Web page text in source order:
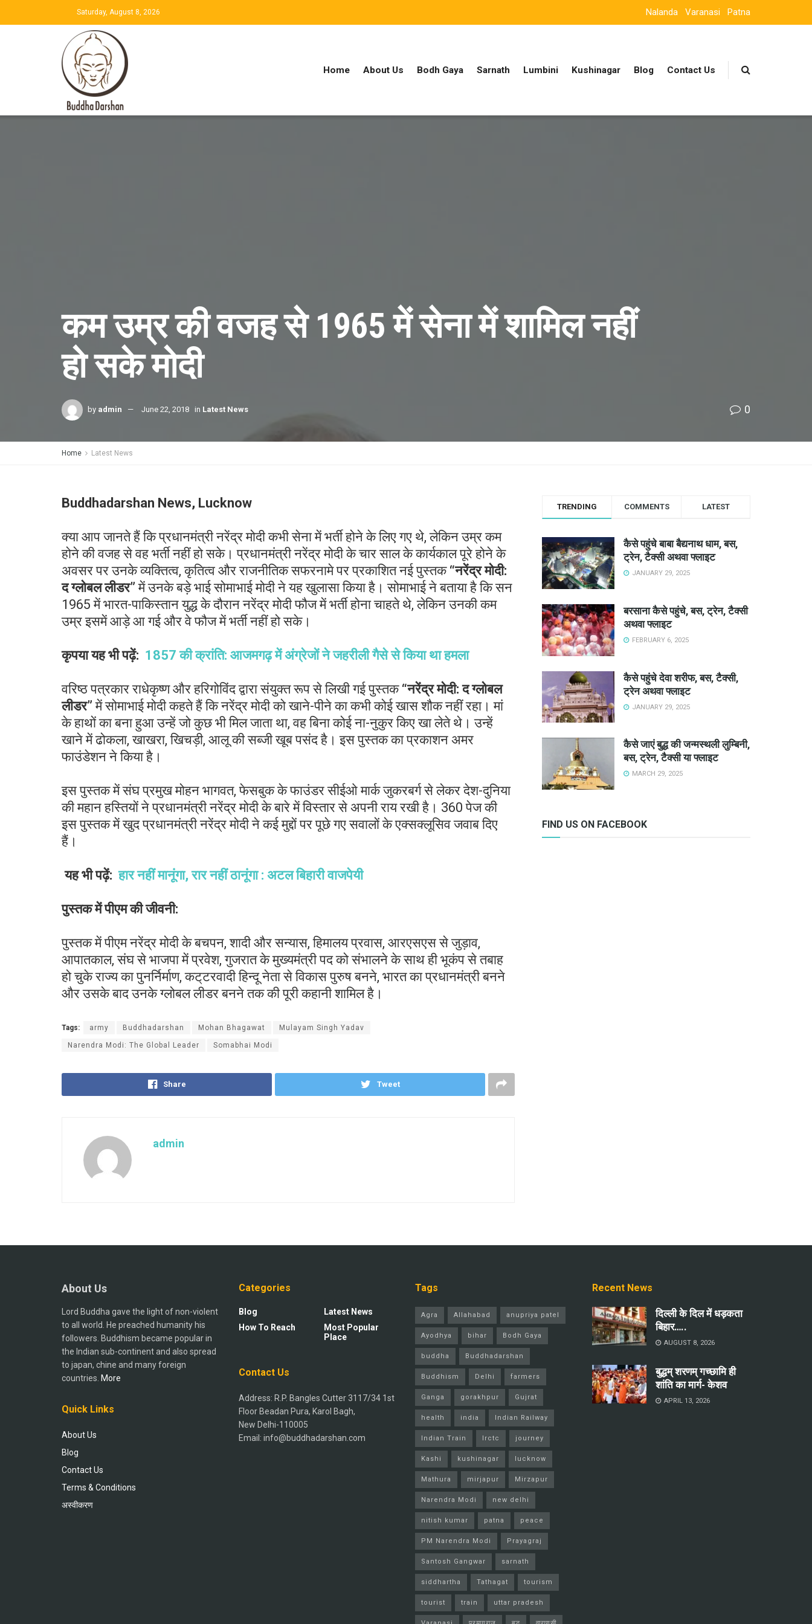
Saturday, August 8, 2026 Nalanda Varanasi Patna
Home About Us Bodh Gaya Sarnath Lumbini Kushinagar Blog Contact Us
कम उम्र की वजह से 1965 में सेना में शामिल नहीं
हो सके मोदी
by admin June 22, 2018 in Latest News 0
Home Latest News
Buddhadarshan News, Lucknow
क्या आप जानते हैं कि प्रधानमंत्री नरेंद्र मोदी कभी सेना में भर्ती होने के लिए गए थे, लेकिन उम्र कम
होने की वजह से वह भर्ती नहीं हो सके। प्रधानमंत्री नरेंद्र मोदी के चार साल के कार्यकाल पूरे होने के
अवसर पर उनके व्यक्तित्व, कृतित्व और राजनीतिक सफरनामे पर प्रकाशित नई पुस्तक “नरेंद्र मोदी:
द ग्लोबल लीडर”में उनके बड़े भाई सोमाभाई मोदी ने यह खुलासा किया है। सोमाभाई ने बताया है कि सन
1965 में भारत-पाकिस्तान युद्ध के दौरान नरेंद्र मोदी फौज में भर्ती होना चाहते थे, लेकिन उनकी कम
उम्र इसमें आड़े आ गई और वे फौज में भर्ती नहीं हो सके।
कृपया यह भी पढ़ें: 1857 की क्रांति: आजमगढ़ में अंग्रेजों ने जहरीली गैसे से किया था हमला
वरिष्ठ पत्रकार राधेकृष्ण और हरिगोविंद द्वारा संयुक्त रूप से लिखी गई पुस्तक “नरेंद्र मोदी:द ग्लोबल
लीडर” में सोमाभाई मोदी कहते हैं कि नरेंद्र मोदी को खाने-पीने का कभी कोई खास शौक नहीं रहा। मां
के हाथों का बना हुआ उन्हें जो कुछ भी मिल जाता था, वह बिना कोई ना-नुकुर किए खा लेते थे। उन्हें
खाने में ढोकला, खाखरा, खिचड़ी, आलू की सब्जी खूब पसंद है। इस पुस्तक का प्रकाशन अमर
फाउंडेशन ने किया है।
इस पुस्तक में संघ प्रमुख मोहन भागवत, फेसबुक के फाउंडर सीईओ मार्क जुकरबर्ग से लेकर देश-दुनिया
की महान हस्तियों ने प्रधानमंत्री नरेंद्र मोदी के बारे में विस्तार से अपनी राय रखी है। 360 पेज की
इस पुस्तक में खुद प्रधानमंत्री नरेंद्र मोदी ने कई मुद्दों पर पूछे गए सवालों के एक्सक्लूसिव जवाब दिए
हैं।
यह भी पढ़ें:हार नहीं मानूंगा, रार नहीं ठानूंगा : अटल बिहारी वाजपेयी
पुस्तक में पीएम की जीवनी:
पुस्तक में पीएम नरेंद्र मोदी के बचपन, शादी और सन्यास, हिमालय प्रवास, आरएसएस से जुड़ाव,
आपातकाल, संघ से भाजपा में प्रवेश, गुजरात के मुख्यमंत्री पद को संभालने के साथ ही भूकंप से तबाह
हो चुके राज्य का पुनर्निर्माण, कट्‌टरवादी हिन्दू नेता से विकास पुरुष बनने, भारत का प्रधानमंत्री बनने
और उसके बाद उनके ग्लोबल लीडर बनने तक की पूरी कहानी शामिल है।
Tags: army Buddhadarshan Mohan Bhagawat Mulayam Singh Yadav
Narendra Modi: The Global Leader Somabhai Modi
Share Tweet
admin
TRENDING COMMENTS LATEST
कैसे पहुंचे बाबा बैद्यनाथ धाम, बस,
ट्रेन, टैक्सी अथवा फ्लाइट
JANUARY 29, 2025
बरसाना कैसे पहुंचे, बस, ट्रेन, टैक्सी
अथवा फ्लाइट
FEBRUARY 6, 2025
कैसे पहुंचे देवा शरीफ, बस, टैक्सी,
ट्रेन अथवा फ्लाइट
JANUARY 29, 2025
कैसे जाएं बुद्ध की जन्मस्थली लुम्बिनी,
बस, ट्रेन, टैक्सी या फ्लाइट
MARCH 29, 2025
FIND US ON FACEBOOK
About Us
Lord Buddha gave the light of non-violent
to all world. He preached humanity his
followers. Buddhism became popular in
the Indian sub-continent and also spread
to japan, chine and many foreign
countries. More
Quick Links
About Us
Blog
Contact Us
Terms & Conditions
अस्वीकरण
Categories
Blog
How To Reach
Latest News
Most Popular
Place
Contact Us
Address: R.P. Bangles Cutter 3117/34 1st
Floor Beadan Pura, Karol Bagh,
New Delhi-110005
Email: info@buddhadarshan.com
Tags
Agra Allahabad anupriya patel
Ayodhya bihar Bodh Gaya
buddha Buddhadarshan
Buddhism Delhi farmers
Ganga gorakhpur Gujrat
health india Indian Railway
Indian Train Irctc journey
Kashi kushinagar lucknow
Mathura mirjapur Mirzapur
Narendra Modi new delhi
nitish kumar patna peace
PM Narendra Modi Prayagraj
Santosh Gangwar sarnath
siddhartha Tathagat tourism
tourist train uttar pradesh
Recent News
दिल्ली के दिल में धड़कता
बिहार…..
AUGUST 8, 2026
बुद्धम् शरणम् गच्छामि ही
शांति का मार्ग- केशव
APRIL 13, 2026